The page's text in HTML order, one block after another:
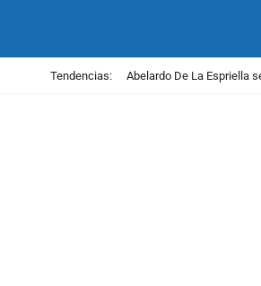
Tendencias: Abelardo De La Espriella